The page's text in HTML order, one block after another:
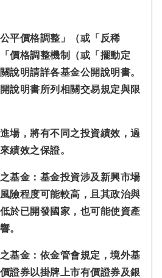
平價格調整」（或「反稀
價格調整機制（或「擺動定
說明請詳各基金公開說明書。
說明書所列相關交易規定與限
場，將有不同之投資績效，過
績效之保證。
基金：基金投資涉及新興市場
險程度可能較高，且其政治與
於已開發國家，也可能使資產
。
基金： 依金管會規定， 境外基
證券以掛牌上市有價證券及銀